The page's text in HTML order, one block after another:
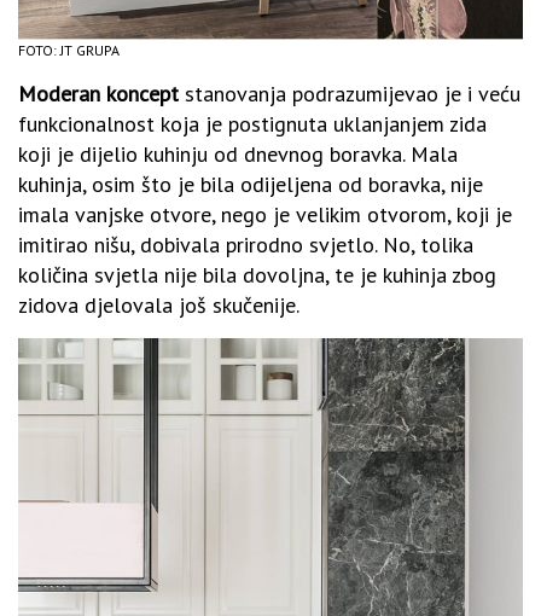
FOTO: JT GRUPA
Moderan koncept stanovanja podrazumijevao je i veću
funkcionalnost koja je postignuta uklanjanjem zida
koji je dijelio kuhinju od dnevnog boravka. Mala
kuhinja, osim što je bila odijeljena od boravka, nije
imala vanjske otvore, nego je velikim otvorom, koji je
imitirao nišu, dobivala prirodno svjetlo. No, tolika
količina svjetla nije bila dovoljna, te je kuhinja zbog
zidova djelovala još skučenije.